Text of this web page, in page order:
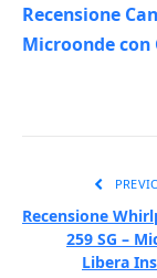
Recensione
Microonde con
Recensione
259 SG –
Libera